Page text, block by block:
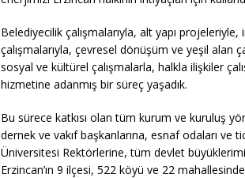
Belediyecilik çalışmalarıyla, alt yapı
çalışmalarıyla, çevresel dönüşüm ve yeşil alan
sosyal ve kültürel çalışmalarla, halkla ilişkiler
hizmetine adanmış bir süreç yaşadık.
Bu sürece katkısı olan tüm kurum ve kuruluş
dernek ve vakıf başkanlarına, esnaf odaları ve
Üniversitesi Rektörlerine, tüm devlet
Erzincan’ın 9 ilçesi, 522 köyü ve 22